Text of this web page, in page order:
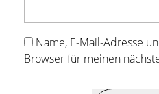
Name, E-Mail-Adresse
Browser für meinen